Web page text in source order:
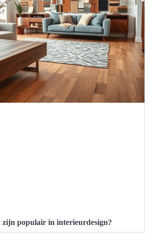
zijn populair in interieurdesign?